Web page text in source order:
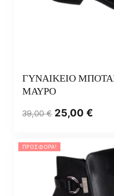
ΓΥΝΑΙΚΕΙΟ
ΜΑΥΡΟ
39,00€ 25,00 €
ΠΡΟΣΦΟΡΆ!